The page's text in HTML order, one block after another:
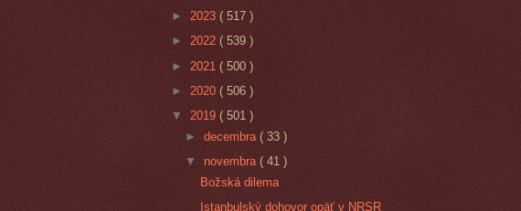
► 2023 ( 517 )
► 2022 ( 539 )
► 2021 ( 500 )
► 2020 ( 506 )
▼ 2019 ( 501 )
►decembra( 33 )
▼ novembra( 41 )
Božská dilema
Istanbulský dohovor opäť v NRSR